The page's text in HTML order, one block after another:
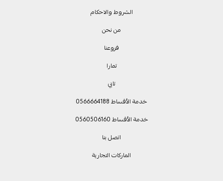
الشروط والاحكام
من نحن
فروعنا
تمارا
تابي
خدمة الأقساط 0566664188
خدمة الأقساط 0560506160
اتصل بنا
الماركات التجارية